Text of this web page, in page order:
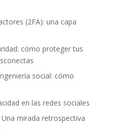
(2FA): una capa
cómo proteger tus
social: cómo
en las redes sociales
mirada retrospectiva